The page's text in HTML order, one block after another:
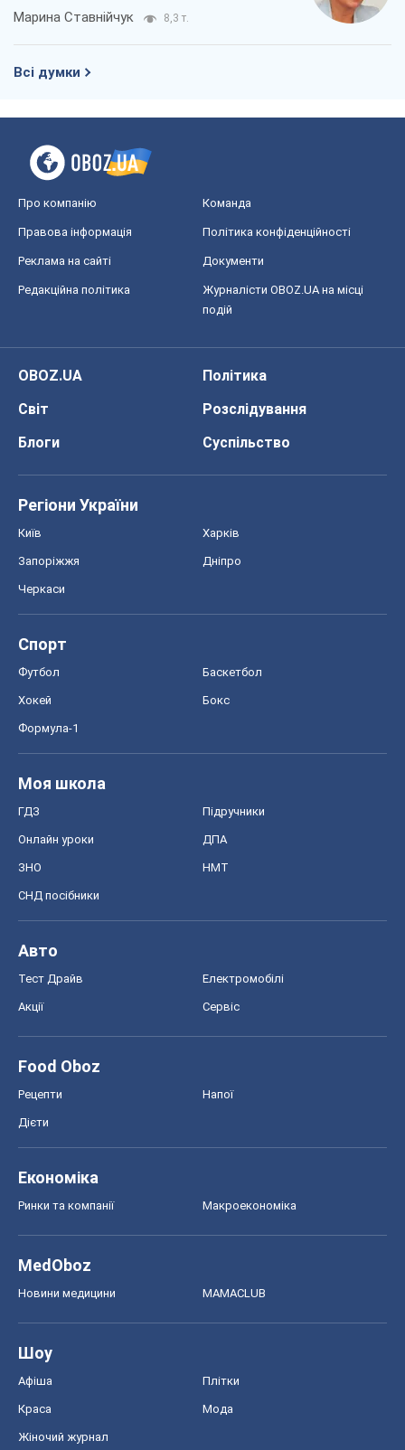
Марина Ставнійчук 8,3 т.
Всі думки
Про компанію Команда
Правова інформація Політика конфіденційності
Реклама на сайті Документи
Редакційна політика
Журналісти OBOZ.UA на місці
подій
OBOZ.UA
Політика
Світ
Розслідування
Блоги
Суспільство
Регіони України
Київ Харків
Запоріжжя Дніпро
Черкаси
Спорт
Футбол Баскетбол
Хокей Бокс
Формула-1
Моя школа
ГДЗ Підручники
Онлайн уроки ДПА
ЗНО НМТ
СНД посібники
Авто
Тест Драйв Електромобілі
Акції Сервіс
Food Oboz
Рецепти Напої
Дієти
Економіка
Ринки та компанії Макроекономіка
MedOboz
Новини медицини MAMACLUB
Шоу
Афіша Плітки
Краса Мода
Жіночий журнал